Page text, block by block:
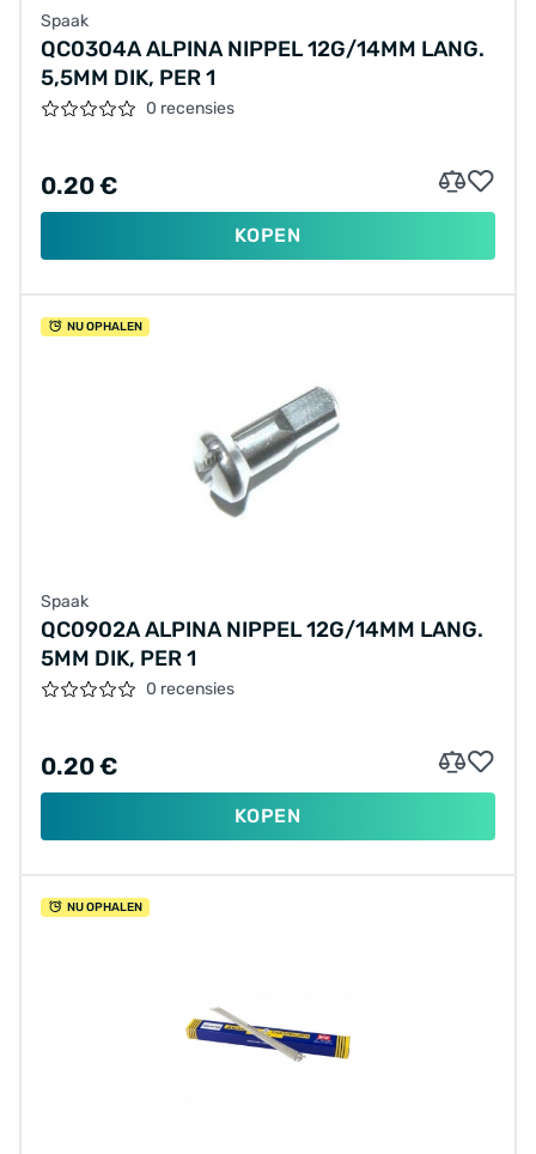
Spaak
QC0304A ALPINA NIPPEL 12G/14MM LANG.
5,5MM DIK, PER 1
0 recensies
0.20 €
KOPEN
NU OPHALEN
Spaak
QC0902A ALPINA NIPPEL 12G/14MM LANG.
5MM DIK, PER 1
0 recensies
0.20 €
KOPEN
NU OPHALEN